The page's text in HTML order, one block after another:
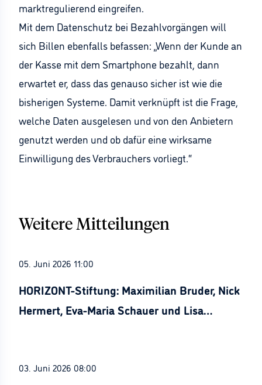
marktregulierend eingreifen.
Mit dem Datenschutz bei Bezahlvorgängen will
sich Billen ebenfalls befassen: „Wenn der Kunde an
der Kasse mit dem Smartphone bezahlt, dann
erwartet er, dass das genauso sicher ist wie die
bisherigen Systeme. Damit verknüpft ist die Frage,
welche Daten ausgelesen und von den Anbietern
genutzt werden und ob dafür eine wirksame
Einwilligung des Verbrauchers vorliegt.“
Weitere Mitteilungen
05. Juni 2026 11:00
HORIZONT-Stiftung: Maximilian Bruder, Nick
Hermert, Eva-Maria Schauer und Lisa
03. Juni 2026 08:00